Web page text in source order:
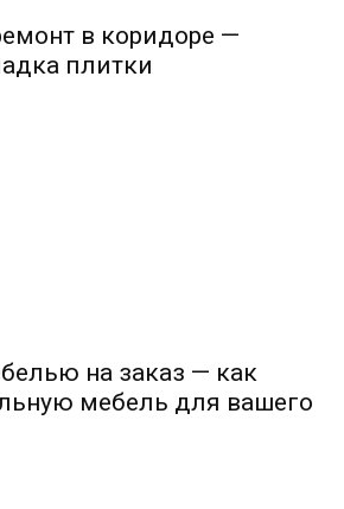
в коридоре —
плитки
на заказ — как
мебель для вашего